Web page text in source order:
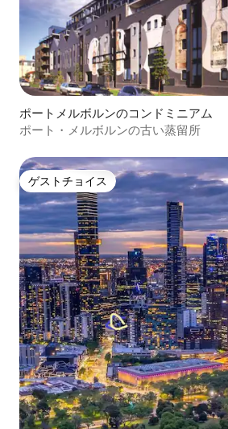
ポートメルボルンのコンドミニアム
ポート・メルボルンの古い蒸留所
ゲストチョイス
ゲストチョイス